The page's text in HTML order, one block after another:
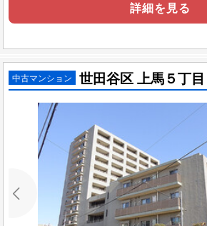
詳細を見る
中古マンション 世田谷区 上馬５丁目